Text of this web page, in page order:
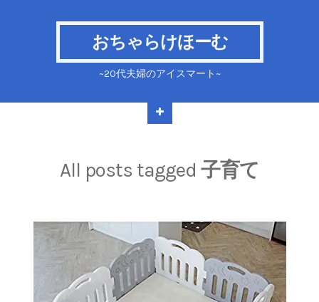
おちゃらけほーむ
~20代夫婦のアイスマート~
All posts tagged 子育て